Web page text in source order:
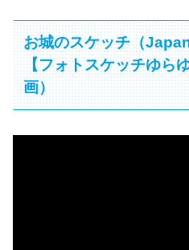
お城のスケッチ（
【フォトスケッチゆら
画）